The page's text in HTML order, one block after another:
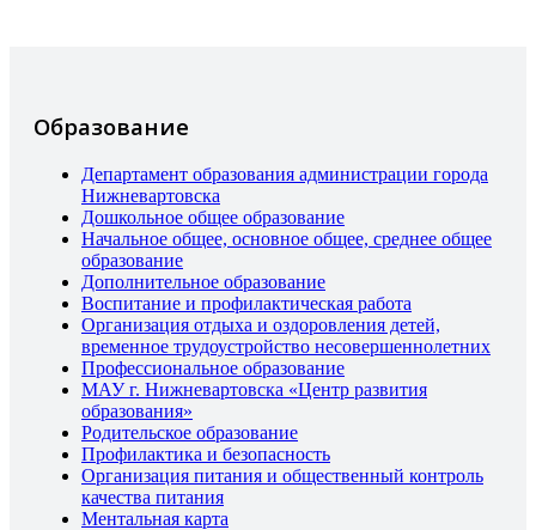
Образование
Департамент образования администрации города
Нижневартовска
Дошкольное общее образование
Начальное общее, основное общее, среднее общее
образование
Дополнительное образование
Воспитание и профилактическая работа
Организация отдыха и оздоровления детей,
временное трудоустройство несовершеннолетних
Профессиональное образование
МАУ г. Нижневартовска «Центр развития
образования»
Родительское образование
Профилактика и безопасность
Организация питания и общественный контроль
качества питания
Ментальная карта